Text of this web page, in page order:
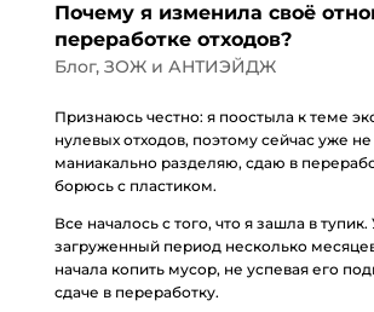
Почему я изменила своё
переработке отходов?
Блог, ЗОЖ и АНТИЭЙДЖ
Признаюсь честно: я поостыла к теме
нулевых отходов, поэтому сейчас уже не
маниакально разделяю, сдаю в
борюсь с пластиком.
Все началось с того, что я зашла в
загруженный период несколько
начала копить мусор, не успевая его
сдаче в переработку.